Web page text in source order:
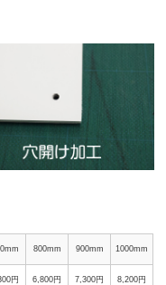
800mm 900mm 1000mm
円
6,800円
7,300円
8,200円